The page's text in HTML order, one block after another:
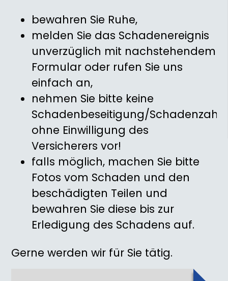
bewahren Sie Ruhe,
melden Sie das Schadenereignis
unverzüglich mit nachstehendem
Formular oder rufen Sie uns
einfach an,
nehmen Sie bitte keine
Schadenbeseitigung/
ohne Einwilligung des
Versicherers vor!
falls möglich, machen Sie bitte
Fotos vom Schaden und den
beschädigten Teilen und
bewahren Sie diese bis zur
Erledigung des Schadens auf.
Gerne werden wir für Sie tätig.